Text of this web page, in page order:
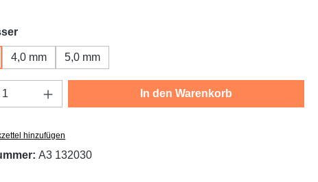
auswählen
4,0 mm 5,0 mm
Anzahl: Gib den gewünschten Wert ein
In den Warenkorb
hinzufügen
A3 132030